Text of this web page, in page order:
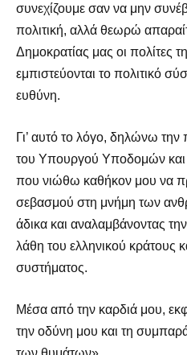
συνεχίζουμε σαν να μην
πολιτική, αλλά θεωρώ
Δημοκρατίας μας οι πολίτες
εμπιστεύονται το πολιτικό
ευθύνη.
Γι’ αυτό το λόγο, δηλώνω
του Υπουργού Υποδομών και
που νιώθω καθήκον μου να
σεβασμού στη μνήμη των
άδικα και αναλαμβάνοντας
λάθη του ελληνικού κράτους
συστήματος.
Μέσα από την καρδιά μου,
την οδύνη μου και τη